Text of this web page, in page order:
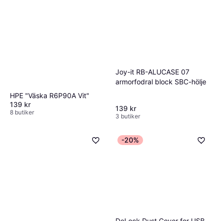
HPE "Väska R6P90A Vit"
139 kr
8 butiker
Joy-it RB-ALUCASE 07
armorfodral block SBC-hölje
139 kr
3 butiker
-20%